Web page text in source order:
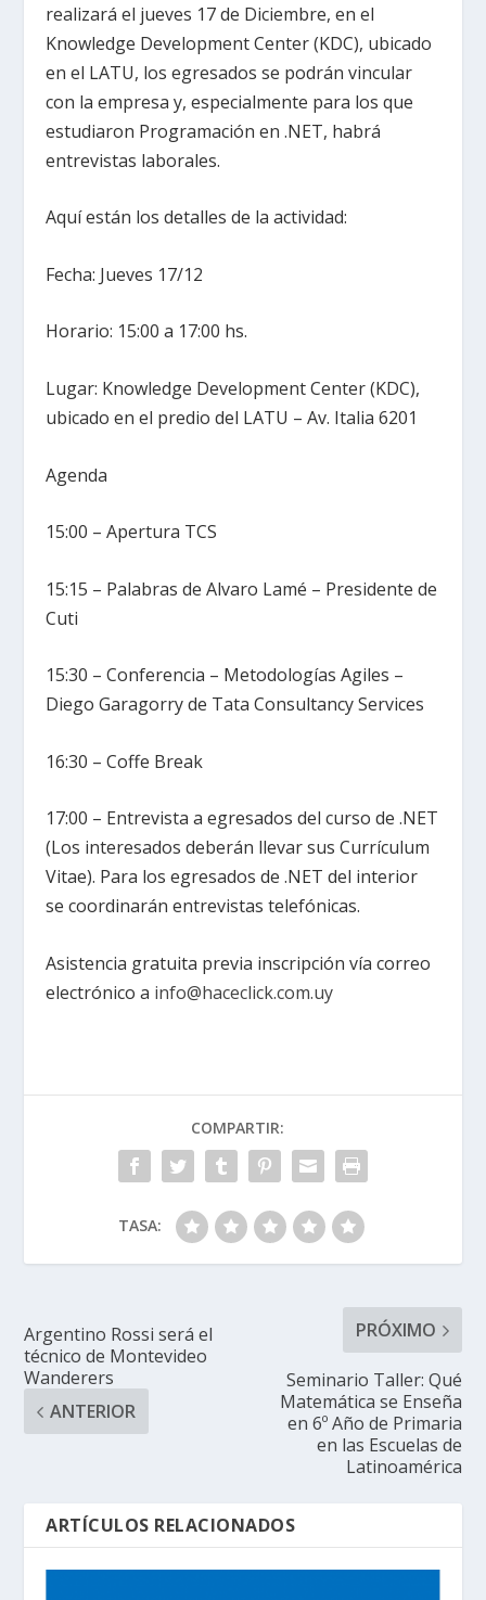
realizará el jueves 17 de Diciembre, en el
Knowledge Development Center (KDC), ubicado
en el LATU, los egresados se podrán vincular
con la empresa y, especialmente para los que
estudiaron Programación en .NET, habrá
entrevistas laborales.
Aquí están los detalles de la actividad:
Fecha: Jueves 17/12
Horario: 15:00 a 17:00 hs.
Lugar: Knowledge Development Center (KDC),
ubicado en el predio del LATU – Av. Italia 6201
Agenda
15:00 – Apertura TCS
15:15 – Palabras de Alvaro Lamé – Presidente de
Cuti
15:30 – Conferencia – Metodologías Agiles –
Diego Garagorry de Tata Consultancy Services
16:30 – Coffe Break
17:00 – Entrevista a egresados del curso de .NET
(Los interesados deberán llevar sus Currículum
Vitae). Para los egresados de .NET del interior
se coordinarán entrevistas telefónicas.
Asistencia gratuita previa inscripción vía correo
electrónico a info@haceclick.com.uy
COMPARTIR:
TASA:
Argentino Rossi será el
técnico de Montevideo
Wanderers
ANTERIOR
PRÓXIMO
Seminario Taller: Qué
Matemática se Enseña
en 6º Año de Primaria
en las Escuelas de
Latinoamérica
ARTÍCULOS RELACIONADOS